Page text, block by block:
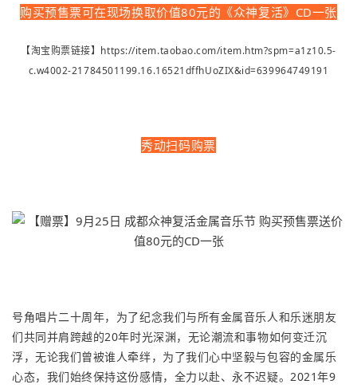
购买预售票可在现场换取价值80元的《众神复活》CD一张
【淘宝购票链接】 https://item.taobao.com/item.htm?spm=a1z10.5-
c.w4002-21784501199.16.16521dffhUoZIX&id=639964749191
秀动扫码购票
号角唱片二十周年，为了纪念我们与所有金属音乐人和乐迷朋友
们共同并肩跨越的20年时光深渊，无论潮流和事物如何变迁沉
浮，无论我们曾被谁人牵绊，为了我们心中坚毅与包容的金属乐
心态，我们始终保持这份感情，全力以赴、永不迟疑。2021年9